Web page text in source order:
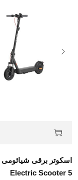
Electric Scooter 5